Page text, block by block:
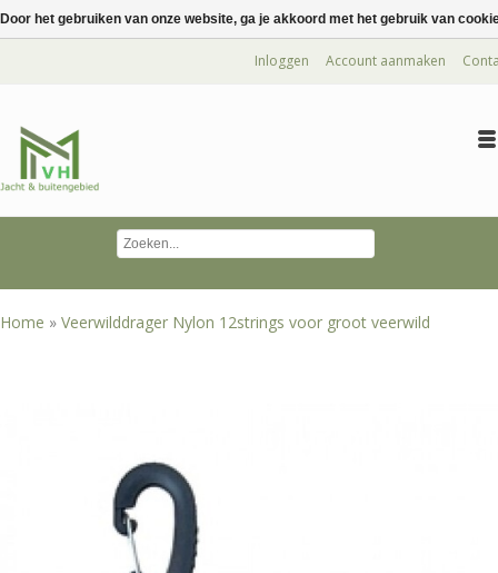
Inloggen Account aanmaken
Home » Veerwilddrager Nylon 12strings voor groot veerwild
Door het gebruiken van onze website, ga je akkoord met het gebruik van